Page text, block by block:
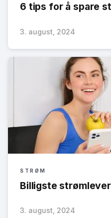
6 tips for å spare
3. august, 2024
STRØM
Billigste
3. august, 2024